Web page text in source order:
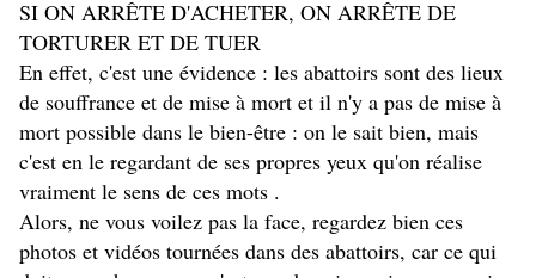
SI ON ARRÊTE D'ACHETER, ON ARRÊTE DE
TORTURER ET DE TUER
En effet, c'est une évidence : les abattoirs sont des lieux
de souffrance et de mise à mort et il n'y a pas de mise à
mort possible dans le bien-être : on le sait bien, mais
c'est en le regardant de ses propres yeux qu'on réalise
vraiment le sens de ces mots .
Alors, ne vous voilez pas la face, regardez bien ces
photos et vidéos tournées dans des abattoirs, car ce qui